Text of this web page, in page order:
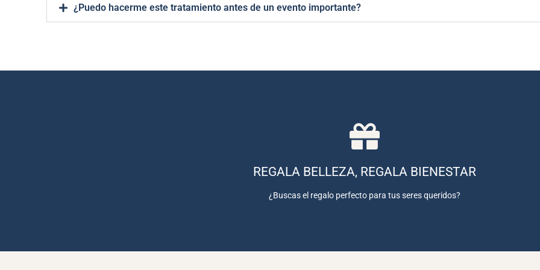
¿Puedo hacerme este tratamiento antes de un evento importante?
REGALA BELLEZA, REGALA BIENESTAR
¿Buscas el regalo perfecto para tus seres queridos?
COMPRA TU TARJETA DE REGALO
Nuestras tarjetas son ideales para cualquier ocasión y pueden ser utilizadas en una amplia gama de
COMPRAR AHORA